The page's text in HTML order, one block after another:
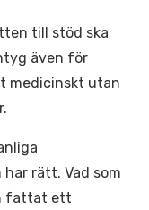
till stöd ska
även för
medicinskt utan
rätt. Vad som
fattat ett